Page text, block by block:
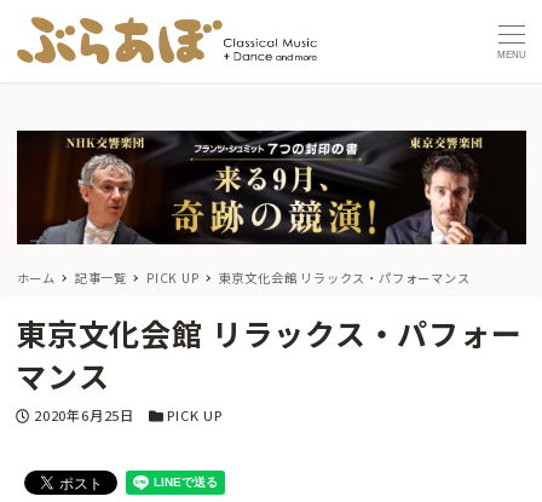
MENU
ホーム 記事一覧 PICK UP 東京文化会館 リラックス・パフォーマンス
東京文化会館 リラックス・パフォー
マンス
投稿日
2020年6月25日 カテゴリー
PICK UP